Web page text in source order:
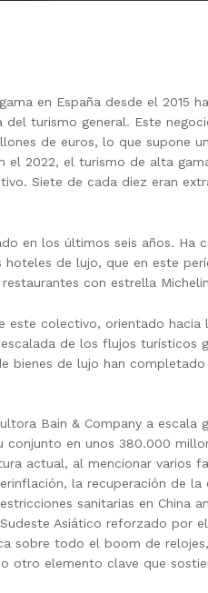
en España desde el 2015
turismo general. Este
de euros, lo que supone
el 2022, el turismo de alta
Siete de cada diez eran
en los últimos seis años. Ha
hoteles de lujo, que en este
con estrella
este colectivo, orientado hacia
de los flujos turísticos
bienes de lujo han
Bain & Company a
conjunto en unos 380.000
actual, al mencionar varios
la recuperación de
sanitarias en China
Asiático reforzado por
sobre todo el boom de
otro elemento clave que